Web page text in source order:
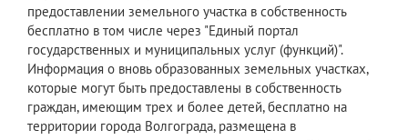
предоставлении земельного участка в собственность
бесплатно в том числе через "Единый портал
государственных и муниципальных услуг (функций)".
Информация о вновь образованных земельных участках,
которые могут быть предоставлены в собственность
граждан, имеющим трех и более детей, бесплатно на
территории города Волгограда, размещена в